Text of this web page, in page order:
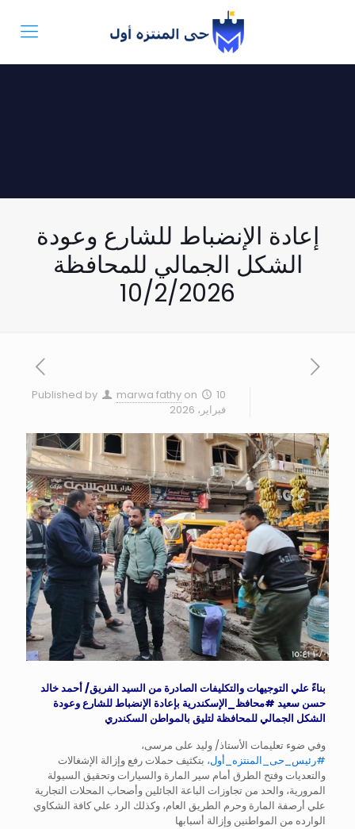
إعادة الإنضباط للشارع وعودة
الشكل الجمالي للمحافظة
10/2/2026
Published by marwa fathy on
10
فبراير، 2026
بناءً علي التوجيهات والتكليفات الصادرة من السيد الفريق/ أحمد خالد
حسن سعيد #محافظ_الإسكندرية بإعادة الإنضباط للشارع وعودة
الشكل الجمالي للمحافظة لتليق بالمواطن السكندري
وفي ضوء تعليمات الأستاذ/ وليد على مرسى،
#رئيس_حى_المنتزه_أول، بتكثيف حملات رفع وإزالة الإشغالات
والتعديات وفتح الطرق أمام سير المارة والسيارات وتحقيق السيولة
المرورية، والحد من تجاوزات الباعة الجائلين وأصحاب المحلات التجارية
علي أرصفة المارة وحرم الطريق العام، وكذلك الرد علي كافة الشكاوي
الوارده من المواطنين وإزالة أسبابها